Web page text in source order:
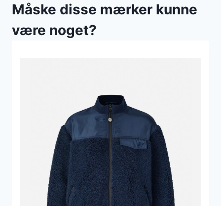
Måske disse mærker kunne
være noget?